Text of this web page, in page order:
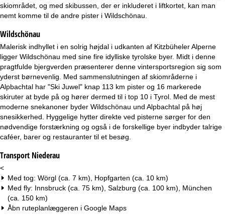
skiområdet, og med skibussen, der er inkluderet i liftkortet, kan man
nemt komme til de andre pister i Wildschönau.
Wildschönau
Malerisk indhyllet i en solrig højdal i udkanten af Kitzbüheler Alperne
ligger Wildschönau med sine fire idylliske tyrolske byer. Midt i denne
pragtfulde bjergverden præsenterer denne vintersportsregion sig som
yderst børnevenlig. Med sammenslutningen af skiområderne i
Alpbachtal har "Ski Juwel" knap 113 km pister og 16 markerede
skiruter at byde på og hører dermed til i top 10 i Tyrol. Med de mest
moderne snekanoner byder Wildschönau und Alpbachtal på høj
snesikkerhed. Hyggelige hytter direkte ved pisterne sørger for den
nødvendige forstærkning og også i de forskellige byer indbyder talrige
caféer, barer og restauranter til et besøg.
Transport Niederau
<
Med tog: Wörgl (ca. 7 km), Hopfgarten (ca. 10 km)
Med fly: Innsbruck (ca. 75 km), Salzburg (ca. 100 km), München
(ca. 150 km)
Åbn ruteplanlæggeren i Google Maps